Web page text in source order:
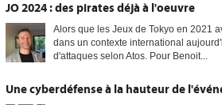
JO 2024 : des pirates déjà à l'oeuvre
Alors que les Jeux de Tokyo en 2021
dans un contexte international
d'attaques selon Atos. Pour Benoit...
Une cyberdéfense à la hauteur de